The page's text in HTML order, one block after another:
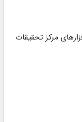
از نرم افزارهای مرکز تحقیقات